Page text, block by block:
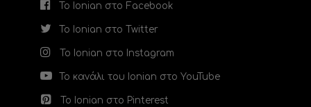
Το Ionian στο Facebook
Το Ionian στο Twitter
Το Ionian στο Instagram
Το κανάλι του Ionian στο YouTube
Το Ionian στο Pinterest